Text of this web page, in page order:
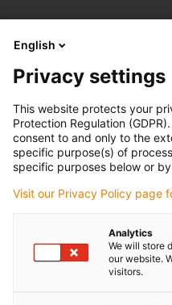
English
Privacy settings
This website protects your
Protection Regulation
consent to and only to the
specific purpose(s) of
specific purposes below or
Visit our Privacy Policy page
Analytics
We will store
our website.
visitors.